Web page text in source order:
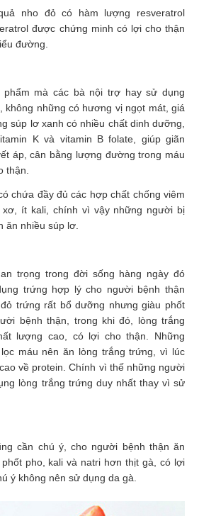
nho đỏ có hàm lượng resveratrol
được chứng minh có lợi cho thận
đường.
phẩm mà các bà nội trợ hay sử dụng
không những có hương vị ngọt mát, giá
súp lơ xanh có nhiều chất dinh dưỡng,
K và vitamin B folate, giúp giãn
áp, cân bằng lượng đường trong máu
thận.
chứa đầy đủ các hợp chất chống viêm
xơ, ít kali, chính vì vậy những người bị
ăn nhiều súp lơ.
trọng trong đời sống hàng ngày đó
trứng hợp lý cho người bệnh thận
trứng rất bổ dưỡng nhưng giàu phốt
bệnh thận, trong khi đó, lòng trắng
lượng cao, có lợi cho thận. Những
máu nên ăn lòng trắng trứng, vì lúc
về protein. Chính vì thế những người
lòng trắng trứng duy nhất thay vì sử
cần chú ý, cho người bệnh thận ăn
pho, kali và natri hơn thịt gà, có lợi
ý không nên sử dụng da gà.